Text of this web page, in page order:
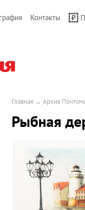
Контакты
Главная → Архив
Рыбная